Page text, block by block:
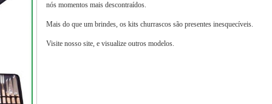
nós momentos mais descontraídos.
Mais do que um brindes, os kits churrascos são presentes inesquecíveis.
Visite nosso site, e visualize outros modelos.